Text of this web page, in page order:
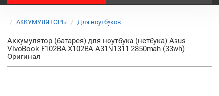
АККУМУЛЯТОРЫ Для ноутбуков
Аккумулятор (батарея) для ноутбука (нетбука) Asus
VivoBook F102BA X102BA A31N1311 2850mah (33wh)
Оригинал